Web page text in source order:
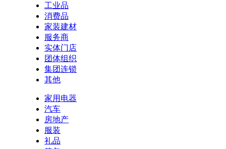
工业品
消费品
家装建材
服务商
实体门店
团体组织
集团连锁
其他
家用电器
汽车
房地产
服装
礼品